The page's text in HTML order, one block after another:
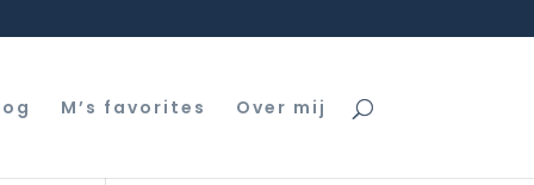
M’s favorites Over mij